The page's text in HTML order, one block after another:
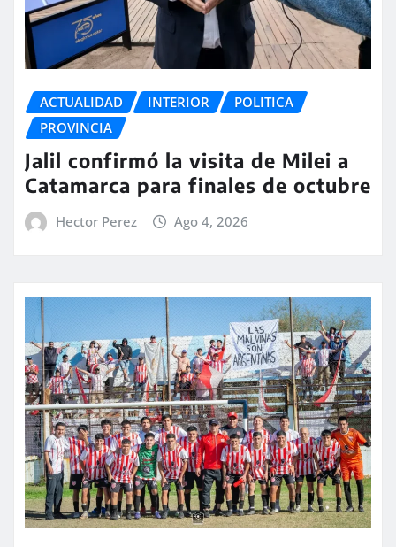
ACTUALIDAD INTERIOR
POLITICA
PROVINCIA
Jalil confirmó la visita de Milei a
Catamarca para finales de octubre
Hector Perez Ago 4, 2026